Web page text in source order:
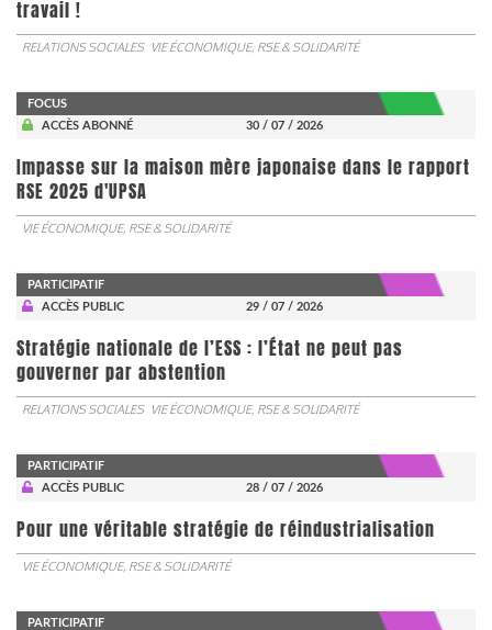
travail !
RELATIONS SOCIALES VIE ÉCONOMIQUE, RSE & SOLIDARITÉ
FOCUS
ACCÈS ABONNÉ
30 / 07 / 2026
Impasse sur la maison mère japonaise dans le rapport
RSE 2025 d'UPSA
VIE ÉCONOMIQUE, RSE & SOLIDARITÉ
PARTICIPATIF
ACCÈS PUBLIC
29 / 07 / 2026
Stratégie nationale de l’ESS : l’État ne peut pas
gouverner par abstention
RELATIONS SOCIALES VIE ÉCONOMIQUE, RSE & SOLIDARITÉ
PARTICIPATIF
ACCÈS PUBLIC
28 / 07 / 2026
Pour une véritable stratégie de réindustrialisation
VIE ÉCONOMIQUE, RSE & SOLIDARITÉ
PARTICIPATIF